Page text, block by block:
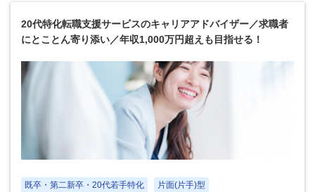
20代特化転職支援サービスのキャリアアドバイザー／求職者
にとことん寄り添い／年収1,000万円超えも目指せる！
既卒・第二新卒・20代若手特化
片面(片手)型